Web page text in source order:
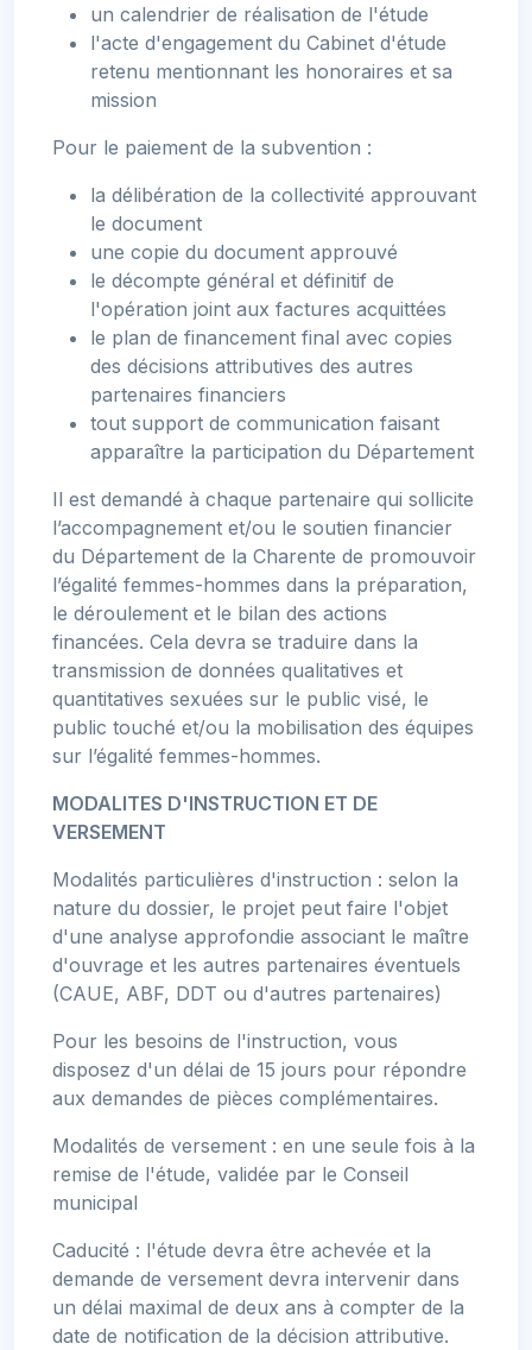
un calendrier de réalisation de l'étude
l'acte d'engagement du Cabinet d'étude
retenu mentionnant les honoraires et sa
mission
Pour le paiement de la subvention :
la délibération de la collectivité approuvant
le document
une copie du document approuvé
le décompte général et définitif de
l'opération joint aux factures acquittées
le plan de financement final avec copies
des décisions attributives des autres
partenaires financiers
tout support de communication faisant
apparaître la participation du Département
Il est demandé à chaque partenaire qui sollicite
l’accompagnement et/ou le soutien financier
du Département de la Charente de promouvoir
l’égalité femmes-hommes dans la préparation,
le déroulement et le bilan des actions
financées. Cela devra se traduire dans la
transmission de données qualitatives et
quantitatives sexuées sur le public visé, le
public touché et/ou la mobilisation des équipes
sur l’égalité femmes-hommes.
MODALITES D'INSTRUCTION ET DE
VERSEMENT
Modalités particulières d'instruction : selon la
nature du dossier, le projet peut faire l'objet
d'une analyse approfondie associant le maître
d'ouvrage et les autres partenaires éventuels
(CAUE, ABF, DDT ou d'autres partenaires)
Pour les besoins de l'instruction, vous
disposez d'un délai de 15 jours pour répondre
aux demandes de pièces complémentaires.
Modalités de versement : en une seule fois à la
remise de l'étude, validée par le Conseil
municipal
Caducité : l'étude devra être achevée et la
demande de versement devra intervenir dans
un délai maximal de deux ans à compter de la
date de notification de la décision attributive.